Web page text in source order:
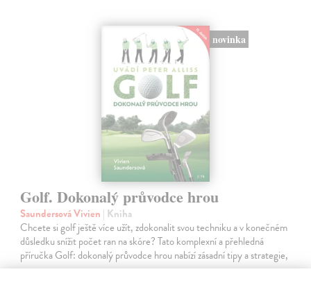
novinka
Golf. Dokonalý průvodce hrou
Saundersová Vivien | Kniha
Chcete si golf ještě více užít, zdokonalit svou techniku a v konečném
důsledku snížit počet ran na skóre? Tato komplexní a přehledná
příručka Golf: dokonalý průvodce hrou nabízí zásadní tipy a strategie,
…